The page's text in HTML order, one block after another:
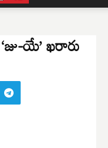
యే’ ఖరారు